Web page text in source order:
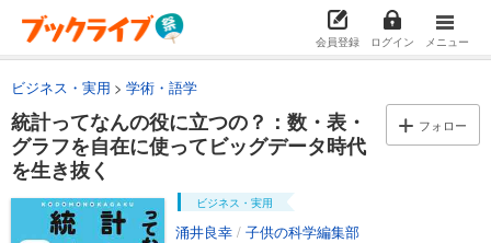
会員登録 ログイン メニュー
ビジネス・実用 学術・語学
統計ってなんの役に立つの？：数・表・
グラフを自在に使ってビッグデータ時代
を生き抜く
フォロー
ビジネス・実用
涌井良幸 / 子供の科学編集部